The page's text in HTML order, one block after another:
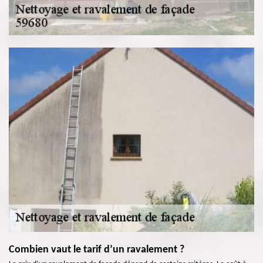
Combien vaut le tarif d’un ravalement ?